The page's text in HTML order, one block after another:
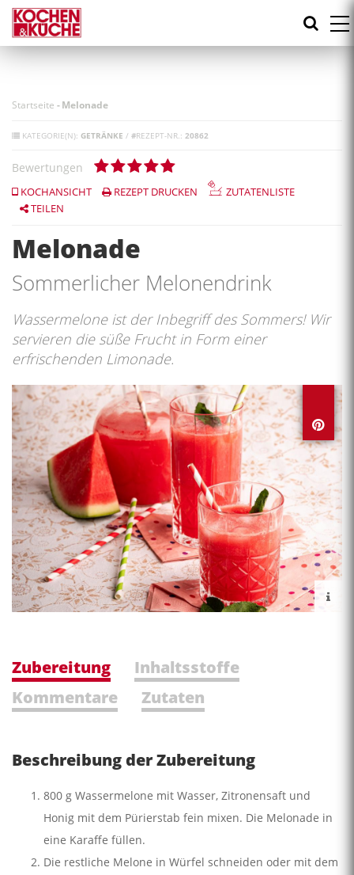
Direkt
zum
Inhalt
Startseite -Melonade
KATEGORIE(N): GETRÄNKE / #REZEPT-NR.: 20862
Bewertungen
KOCHANSICHT REZEPT DRUCKEN
ZUTATENLISTE
TEILEN
Melonade
Sommerlicher Melonendrink
Wassermelone ist der Inbegriff des Sommers! Wir
servieren die süße Frucht in Form einer
erfrischenden Limonade.
Zubereitung
Inhaltsstoffe
Kommentare
Zutaten
Beschreibung der Zubereitung
800 g Wassermelone mit Wasser, Zitronensaft und
Honig mit dem Pürierstab fein mixen. Die Melonade in
eine Karaffe füllen.
Die restliche Melone in Würfel schneiden oder mit dem